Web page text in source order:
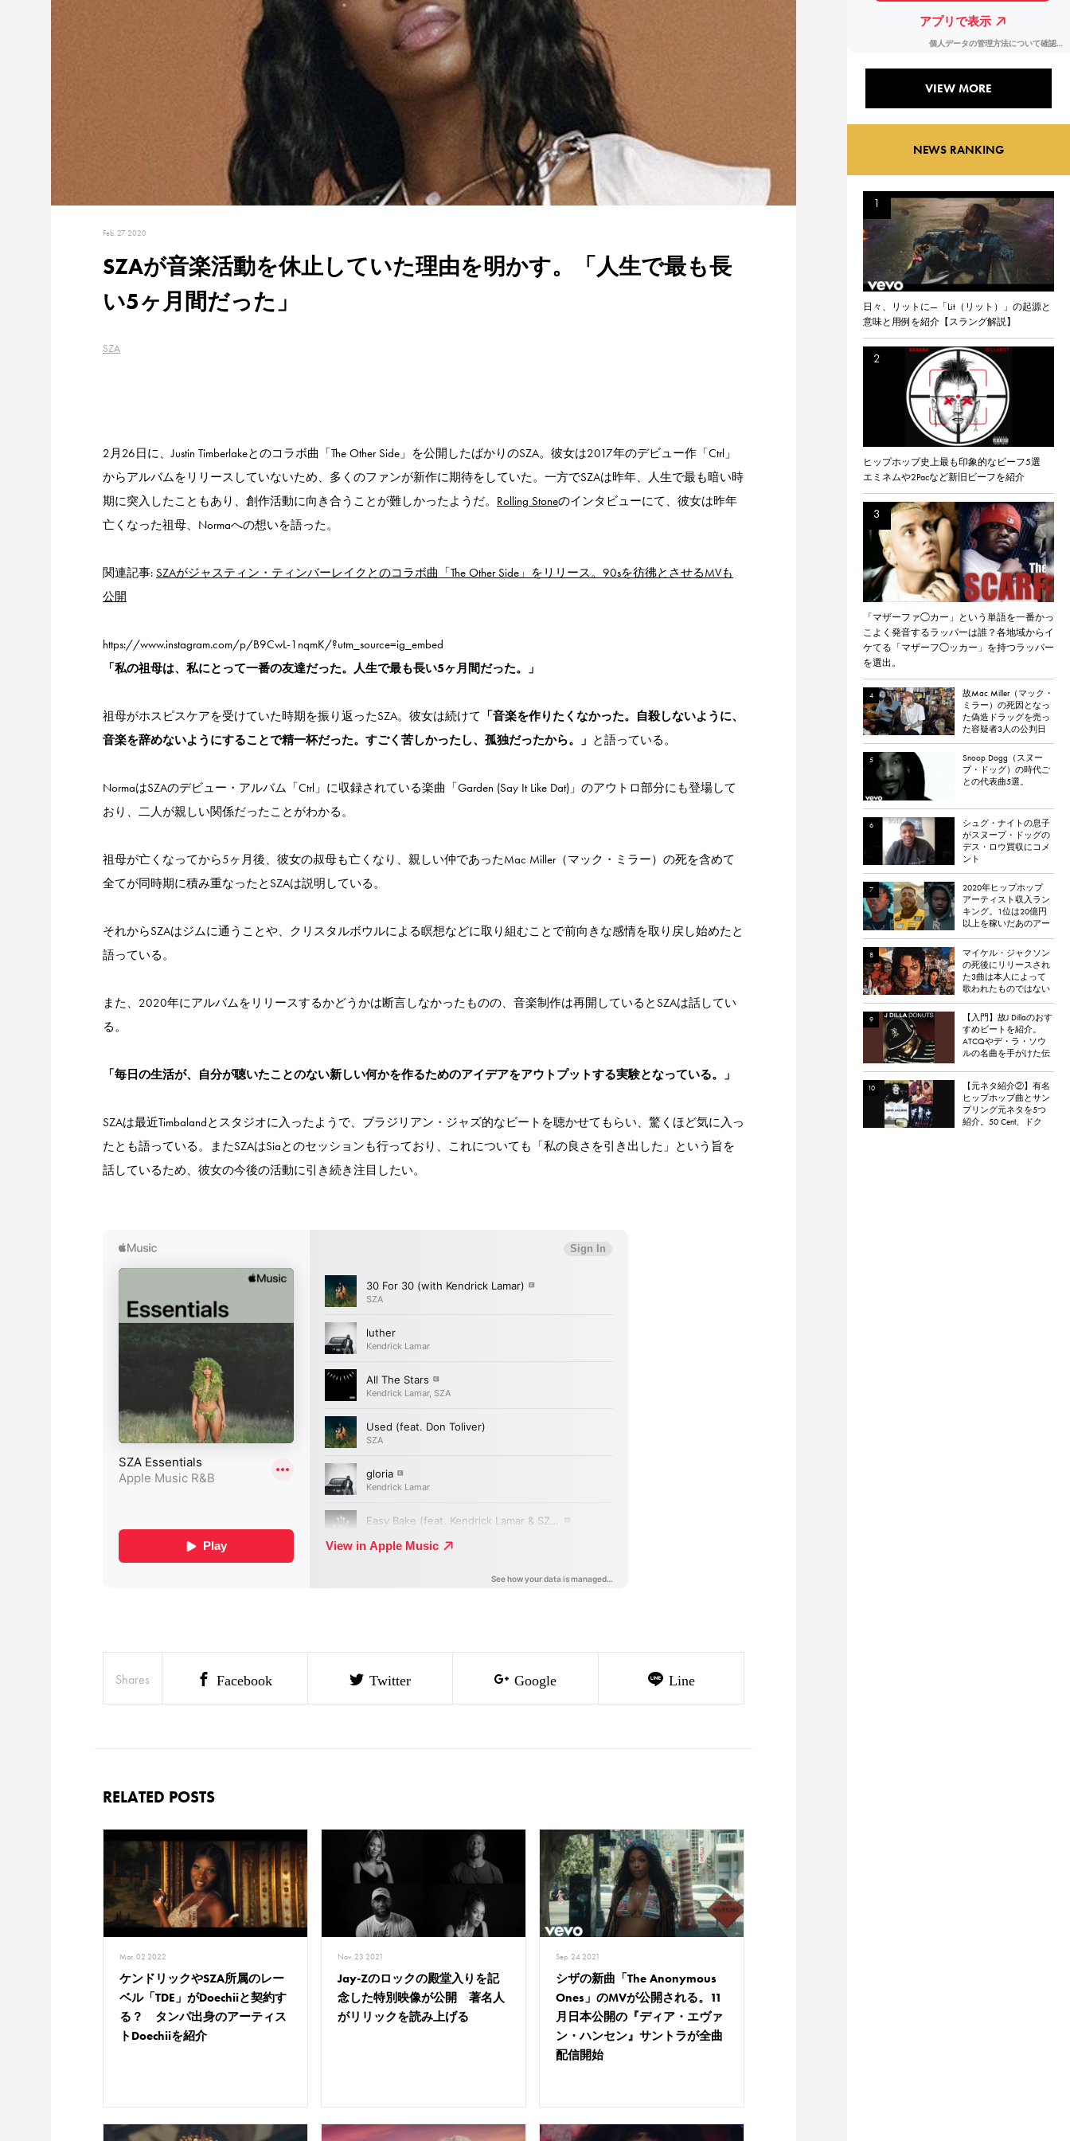
Feb. 27 2020
SZAが音楽活動を休止していた理由を明かす。「人生で最も長
い5ヶ月間だった」
SZA
2月26日に、Justin Timberlakeとのコラボ曲「The Other Side」を公開したばかりのSZA。彼女は2017年のデビュー作「Ctrl」
からアルバムをリリースしていないため、多くのファンが新作に期待をしていた。一方でSZAは昨年、人生で最も暗い時
期に突入したこともあり、創作活動に向き合うことが難しかったようだ。 Rolling Stoneのインタビューにて、彼女は昨年
亡くなった祖母、Normaへの想いを語った。
関連記事: SZAがジャスティン・ティンバーレイクとのコラボ曲「The Other Side」をリリース。90sを彷彿とさせるMVも
公開
https://www.instagram.com/p/B9CwL-1nqmK/?utm_source=ig_embed
「私の祖母は、私にとって一番の友達だった。人生で最も長い5ヶ月間だった。」
祖母がホスピスケアを受けていた時期を振り返ったSZA。彼女は続けて 「音楽を作りたくなかった。自殺しないように、
音楽を辞めないようにすることで精一杯だった。すごく苦しかったし、孤独だったから。」 と語っている。
NormaはSZAのデビュー・アルバム「Ctrl」に収録されている楽曲「Garden (Say It Like Dat)」のアウトロ部分にも登場して
おり、二人が親しい関係だったことがわかる。
祖母が亡くなってから5ヶ月後、彼女の叔母も亡くなり、親しい仲であったMac Miller（マック・ミラー）の死を含めて
全てが同時期に積み重なったとSZAは説明している。
それからSZAはジムに通うことや、クリスタルボウルによる瞑想などに取り組むことで前向きな感情を取り戻し始めたと
語っている。
また、2020年にアルバムをリリースするかどうかは断言しなかったものの、音楽制作は再開しているとSZAは話してい
る。
「毎日の生活が、自分が聴いたことのない新しい何かを作るためのアイデアをアウトプットする実験となっている。」
SZAは最近Timbalandとスタジオに入ったようで、ブラジリアン・ジャズ的なビートを聴かせてもらい、驚くほど気に入っ
たとも語っている。またSZAはSiaとのセッションも行っており、これについても「私の良さを引き出した」という旨を
話しているため、彼女の今後の活動に引き続き注目したい。
Shares Facebook Twitter Google Line
RELATED POSTS
Mar. 02 2022
ケンドリックやSZA所属のレー
ベル「TDE」がDoechiiと契約す
る？ タンパ出身のアーティス
トDoechiiを紹介
Nov. 23 2021
Jay-Zのロックの殿堂入りを記
念した特別映像が公開 著名人
がリリックを読み上げる
Sep. 24 2021
シザの新曲「The Anonymous
Ones」のMVが公開される。11
月日本公開の『ディア・エヴァ
ン・ハンセン』サントラが全曲
配信開始
VIEW MORE
NEWS RANKING
日々、リットに—「Lit（リット）」の起源と
意味と用例を紹介【スラング解説】
ヒップホップ史上最も印象的なビーフ5選
エミネムや2Pacなど新旧ビーフを紹介
「マザーファ◯カー」という単語を一番かっ
こよく発音するラッパーは誰？各地域からイ
ケてる「マザーフ◯ッカー」を持つラッパー
を選出。
故Mac Miller（マック・
ミラー）の死因となっ
た偽造ドラッグを売っ
た容疑者3人の公判日
が決定。
Snoop Dogg（スヌー
プ・ドッグ）の時代ご
との代表曲5選。
シュグ・ナイトの息子
がスヌープ・ドッグの
デス・ロウ買収にコメ
ント
2020年ヒップホップ
アーティスト収入ラン
キング。1位は20億円
以上を稼いだあのアー
マイケル・ジャクソン
の死後にリリースされ
た3曲は本人によって
歌われたものではない
【入門】故J Dillaのおす
すめビートを紹介。
ATCQやデ・ラ・ソウ
ルの名曲を手がけた伝
【元ネタ紹介②】有名
ヒップホップ曲とサン
プリング元ネタを5つ
紹介。50 Cent、ドク